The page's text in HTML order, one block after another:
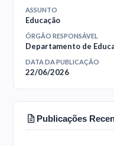
ASSUNTO
Educação
ÓRGÃO RESPONSÁVEL
Departamento de
DATA DA PUBLICAÇÃO
22/06/2026
Publicações